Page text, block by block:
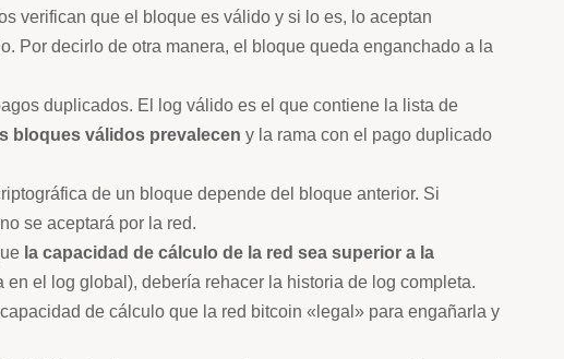
verifican que el bloque es válido y si lo es, lo aceptan
Por decirlo de otra manera, el bloque queda enganchado a la
duplicados. El log válido es el que contiene la lista de
bloques válidos prevalecen y la rama con el pago duplicado
de un bloque depende del bloque anterior. Si
se aceptará por la red.
la capacidad de cálculo de la red sea superior a la
el log global), debería rehacer la historia de log completa.
de cálculo que la red bitcoin «legal» para engañarla y